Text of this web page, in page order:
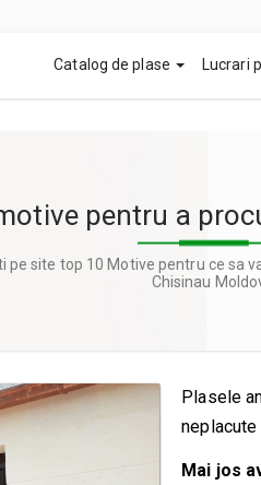
Catalog de plase Lucrari
pentru a
pe site top 10 Motive pentru ce sa
Chisinau
Plasele
Mai jos